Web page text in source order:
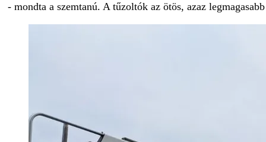
- mondta a szemtanú. A tűzoltók az ötös, azaz